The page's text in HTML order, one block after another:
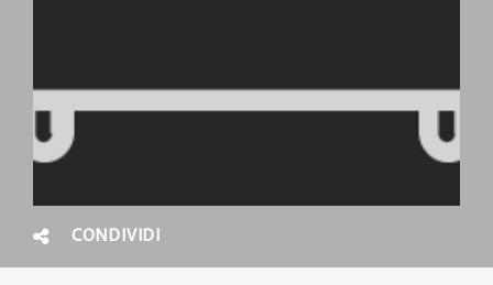
CONDIVIDI